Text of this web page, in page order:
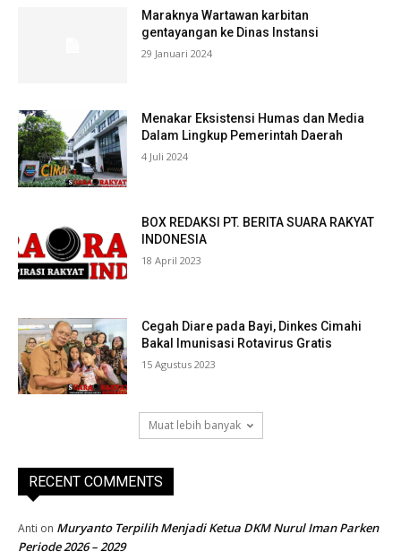
Maraknya Wartawan karbitan
gentayangan ke Dinas Instansi
29 Januari 2024
Menakar Eksistensi Humas dan Media
Dalam Lingkup Pemerintah Daerah
4 Juli 2024
BOX REDAKSI PT. BERITA SUARA RAKYAT
INDONESIA
18 April 2023
Cegah Diare pada Bayi, Dinkes Cimahi
Bakal Imunisasi Rotavirus Gratis
15 Agustus 2023
Muat lebih banyak
RECENT COMMENTS
Anti on Muryanto Terpilih Menjadi Ketua DKM Nurul Iman Parken
Periode 2026 – 2029